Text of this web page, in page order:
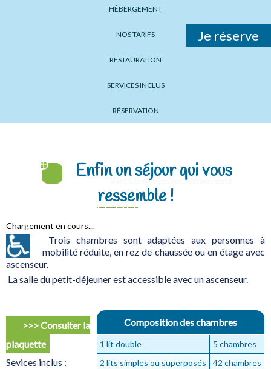
Je réserve
HÉBERGEMENT
NOS TARIFS
RESTAURATION
SERVICES INCLUS
RÉSERVATION
Enfin un séjour qui vous
ressemble !
Chargement en cours...
Trois chambres sont adaptées aux personnes à
mobilité réduite, en rez de chaussée ou en étage avec
ascenseur.
La salle du petit-déjeuner est accessible avec un ascenseur.
Composition des chambres
1 lit double
5 chambres
2 lits simples ou superposés
42 chambres
>>> Consulter la
plaquette
Sevices inclus :